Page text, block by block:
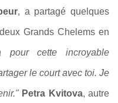
, a partagé quelques
Grands Chelems en
pour cette incroyable
le court avec toi. Je
Petra Kvitova, autre